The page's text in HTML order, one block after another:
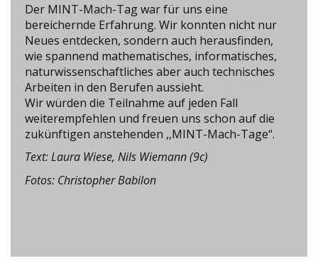
Der MINT-Mach-Tag war für uns eine
bereichernde Erfahrung. Wir konnten nicht nur
Neues entdecken, sondern auch herausfinden,
wie spannend mathematisches, informatisches,
naturwissenschaftliches aber auch technisches
Arbeiten in den Berufen aussieht.
Wir würden die Teilnahme auf jeden Fall
weiterempfehlen und freuen uns schon auf die
zukünftigen anstehenden ,,MINT-Mach-Tage“.
Text: Laura Wiese, Nils Wiemann (9c)
Fotos: Christopher Babilon